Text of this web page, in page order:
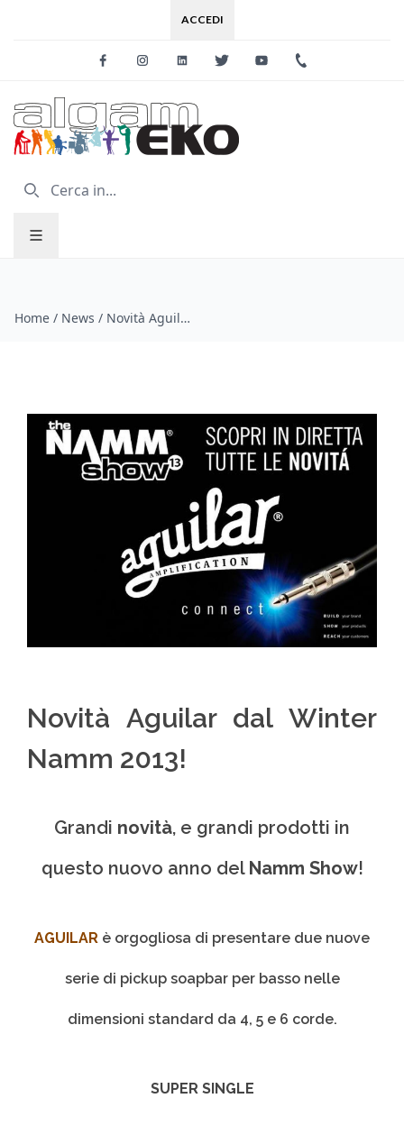
ACCEDI
FacebookInstagramLinkedinTwitter Youtube
Home / News / Novità Aguilar dal Winter Namm 2013!
Novità Aguilar dal Winter
Namm 2013!
Grandi novità, e grandi prodotti in
questo nuovo anno del Namm Show!
AGUILAR è orgogliosa di presentare due nuove
serie di pickup soapbar per basso nelle
dimensioni standard da 4, 5 e 6 corde.
SUPER SINGLE